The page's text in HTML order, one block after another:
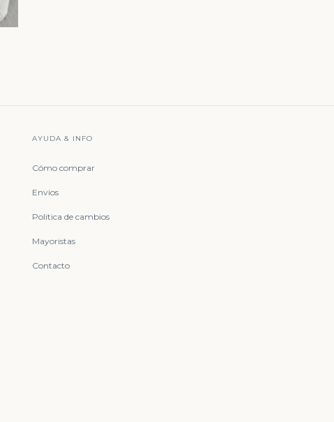
AYUDA & INFO
Cómo comprar
Envios
Politica de cambios
Mayoristas
Contacto